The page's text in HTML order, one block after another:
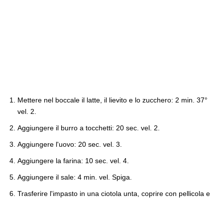
Mettere nel boccale il latte, il lievito e lo zucchero: 2 min. 37°
vel. 2.
Aggiungere il burro a tocchetti: 20 sec. vel. 2.
Aggiungere l'uovo: 20 sec. vel. 3.
Aggiungere la farina: 10 sec. vel. 4.
Aggiungere il sale: 4 min. vel. Spiga.
Trasferire l'impasto in una ciotola unta, coprire con pellicola e